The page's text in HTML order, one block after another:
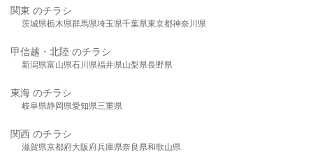
関東 のチラシ
茨城県栃木県群馬県埼玉県千葉県東京都神奈川県
甲信越・北陸 のチラシ
新潟県富山県石川県福井県山梨県長野県
東海 のチラシ
岐阜県静岡県愛知県三重県
関西 のチラシ
滋賀県京都府大阪府兵庫県奈良県和歌山県